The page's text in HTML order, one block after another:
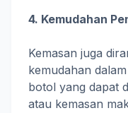
4. Kemudahan
Kemasan juga
kemudahan
botol yang dapat
atau kemasan